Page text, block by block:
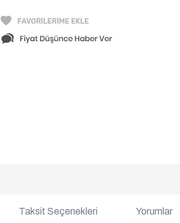
Taksit Seçenekleri Yorumlar